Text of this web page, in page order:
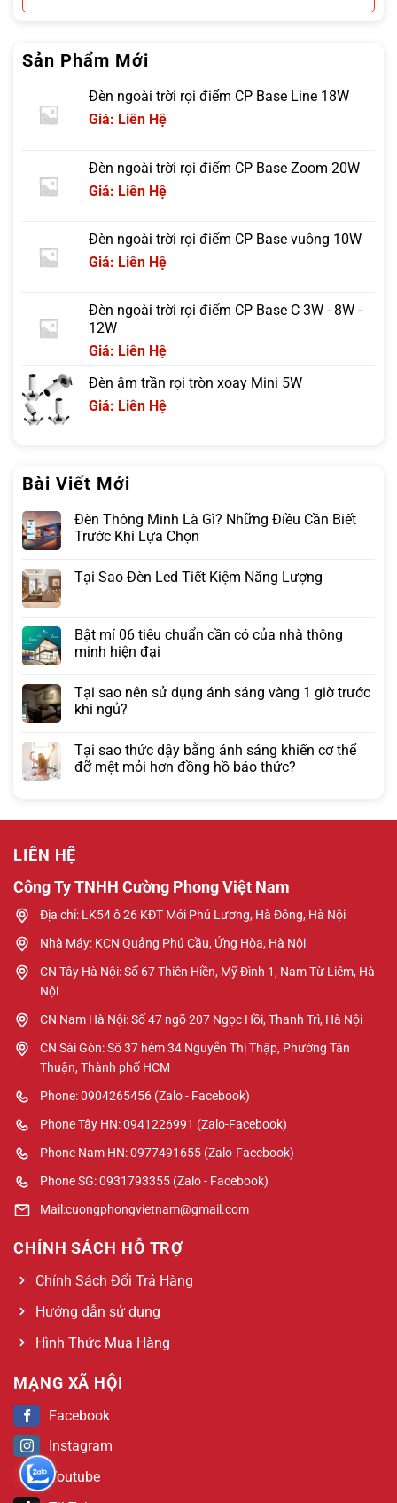
Sản Phẩm Mới
Đèn ngoài trời rọi điểm CP Base Line 18W
Giá: Liên Hệ
Đèn ngoài trời rọi điểm CP Base Zoom 20W
Giá: Liên Hệ
Đèn ngoài trời rọi điểm CP Base vuông 10W
Giá: Liên Hệ
Đèn ngoài trời rọi điểm CP Base C 3W - 8W -
12W
Giá: Liên Hệ
Đèn âm trần rọi tròn xoay Mini 5W
Giá: Liên Hệ
Bài Viết Mới
Đèn Thông Minh Là Gì? Những Điều Cần Biết
Trước Khi Lựa Chọn
Tại Sao Đèn Led Tiết Kiệm Năng Lượng
Bật mí 06 tiêu chuẩn cần có của nhà thông
minh hiện đại
Tại sao nên sử dụng ánh sáng vàng 1 giờ trước
khi ngủ?
Tại sao thức dậy bằng ánh sáng khiến cơ thể
đỡ mệt mỏi hơn đồng hồ báo thức?
LIÊN HỆ
Công Ty TNHH Cường Phong Việt Nam
Địa chỉ: LK54 ô 26 KĐT Mới Phú Lương, Hà Đông, Hà Nội
Nhà Máy: KCN Quảng Phú Cầu, Ứng Hòa, Hà Nội
CN Tây Hà Nội: Số 67 Thiên Hiền, Mỹ Đình 1, Nam Từ Liêm, Hà
Nội
CN Nam Hà Nội: Số 47 ngõ 207 Ngọc Hồi, Thanh Trì, Hà Nội
CN Sài Gòn: Số 37 hẻm 34 Nguyễn Thị Thập, Phường Tân
Thuận, Thành phố HCM
Phone: 0904265456 (Zalo - Facebook)
Phone Tây HN: 0941226991 (Zalo-Facebook)
Phone Nam HN: 0977491655 (Zalo-Facebook)
Phone SG: 0931793355 (Zalo - Facebook)
Mail:cuongphongvietnam@gmail.com
CHÍNH SÁCH HỖ TRỢ
Chính Sách Đổi Trả Hàng
Hướng dẫn sử dụng
Hình Thức Mua Hàng
MẠNG XÃ HỘI
Facebook
Instagram
Youtube